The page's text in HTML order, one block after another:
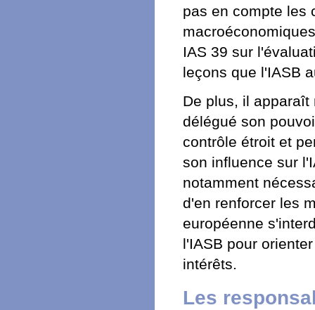
pas en compte les
IAS 39 sur
leçons que l'IASB
De plus, il
délégué son
contrôle étroit et
son influence sur
notamment
d'en renforcer les
européenne
l'IASB pour
intérêts.
Les